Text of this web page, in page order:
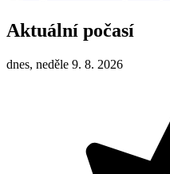
Aktuální počasí
dnes, neděle 9. 8. 2026